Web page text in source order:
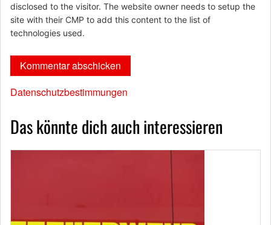
disclosed to the visitor. The website owner needs to setup the
site with their CMP to add this content to the list of
technologies used.
Datenschutzbestimmungen
Das könnte dich auch interessieren